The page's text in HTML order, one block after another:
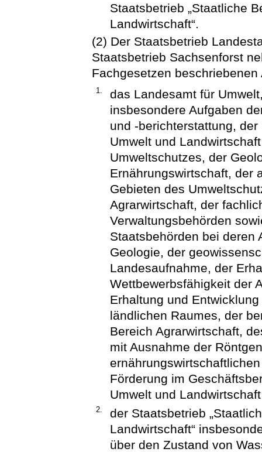
Staatsbetrieb „Staatliche
Landwirtschaft“.
(2) Der Staatsbetrieb
Staatsbetrieb Sachsenforst
Fachgesetzen
1.
das Landesamt für
insbesondere Aufgaben
und -berichterstattung,
Umwelt und
Umweltschutzes, der
Ernährungswirtschaft, der
Gebieten des
Agrarwirtschaft, der
Verwaltungsbehörden
Staatsbehörden bei deren
Geologie, der
Landesaufnahme, der
Wettbewerbsfähigkeit der
Erhaltung und
ländlichen Raumes, der
Bereich Agrarwirtschaft,
mit Ausnahme der
Förderung im
Umwelt und
2.
der Staatsbetrieb
Landwirtschaft“
über den Zustand von